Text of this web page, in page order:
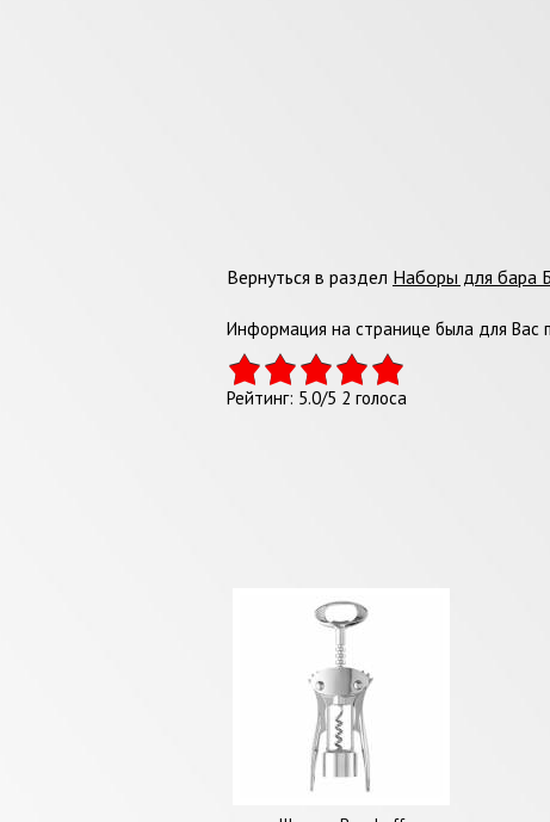
Вернуться в раздел Наборы для бара
Информация на странице была для Вас
Рейтинг: 5.0/5 2 голоса